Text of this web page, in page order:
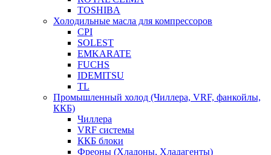
TOSHIBA
Холодильные масла для компрессоров
CPI
SOLEST
EMKARATE
FUCHS
IDEMITSU
TL
Промышленный холод (Чиллера, VRF, фанкойлы,
ККБ)
Чиллера
VRF системы
ККБ блоки
Фреоны (Хладоны, Хладагенты)